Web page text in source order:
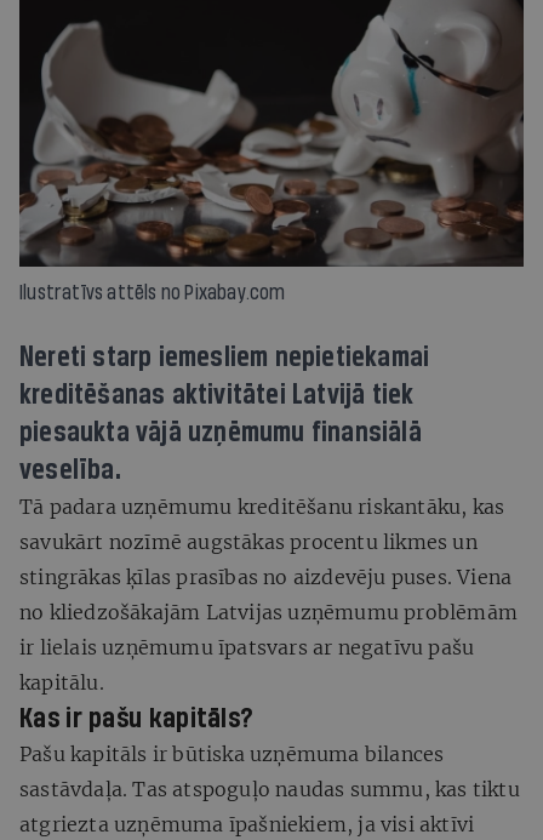
Ilustratīvs attēls no Pixabay.com
Nereti starp iemesliem nepietiekamai
kreditēšanas aktivitātei Latvijā tiek
piesaukta vājā uzņēmumu finansiālā
veselība.
Tā padara uzņēmumu kreditēšanu riskantāku, kas
savukārt nozīmē augstākas procentu likmes un
stingrākas ķīlas prasības no aizdevēju puses. Viena
no kliedzošākajām Latvijas uzņēmumu problēmām
ir lielais uzņēmumu īpatsvars ar negatīvu pašu
kapitālu.
Kas ir pašu kapitāls?
Pašu kapitāls ir būtiska uzņēmuma bilances
sastāvdaļa. Tas atspoguļo naudas summu, kas tiktu
atgriezta uzņēmuma īpašniekiem, ja visi aktīvi